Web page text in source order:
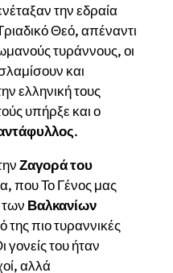
την εδραία
Θεό, απέναντι
τυράννους, οι
και
ελληνική τους
υπήρξε και ο
.
Ζαγορά του
που Το Γένος μας
των Βαλκανίων
πιο τυραννικές
γονείς του ήταν
αλλά